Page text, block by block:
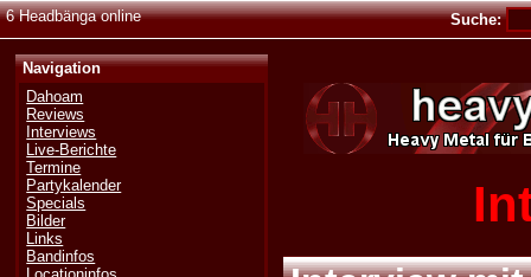
6 Headbänga online Suche:
Navigation
Dahoam
Reviews
Interviews
Live-Berichte
Termine
Partykalender
Specials
Bilder
Links
Bandinfos